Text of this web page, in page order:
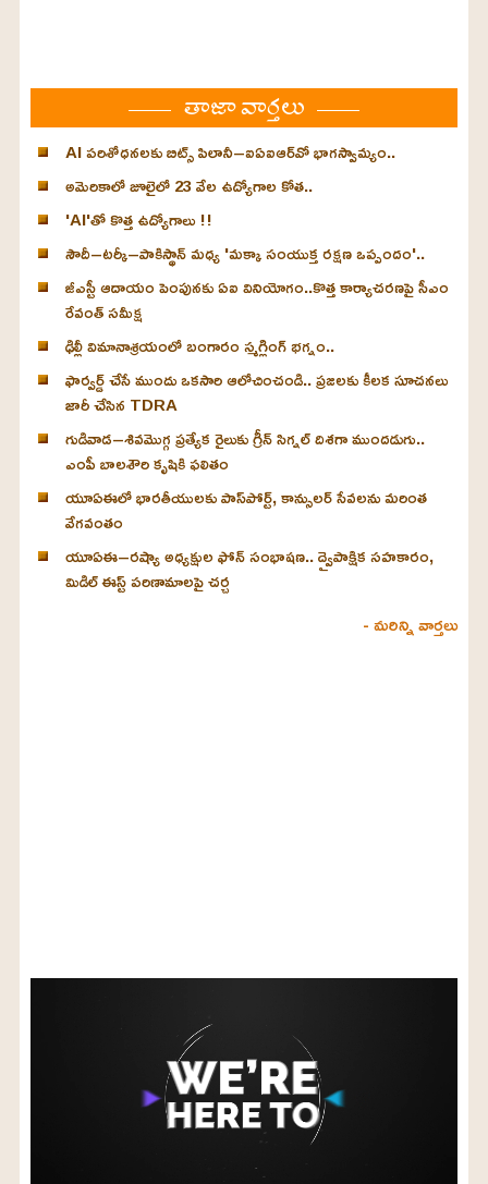
తాజా వార్తలు
AI పరిశోధనలకు బిట్స్ పిలానీ–ఐఏఐఆర్‌వో భాగస్వామ్యం..
అమెరికాలో జూలైలో 23 వేల ఉద్యోగాల కోత..
'AI'తో కొత్త ఉద్యోగాలు !!
సౌదీ–టర్కీ–పాకిస్థాన్ మధ్య 'మక్కా సంయుక్త రక్షణ ఒప్పందం'..
జీఎస్టీ ఆదాయం పెంపునకు ఏఐ వినియోగం..కొత్త కార్యాచరణపై సీఎం
రేవంత్ సమీక్ష
ఢిల్లీ విమానాశ్రయంలో బంగారం స్మగ్లింగ్ భగ్నం..
ఫార్వర్డ్ చేసే ముందు ఒకసారి ఆలోచించండి.. ప్రజలకు కీలక సూచనలు
జారీ చేసిన TDRA
గుడివాడ–శివమొగ్గ ప్రత్యేక రైలుకు గ్రీన్ సిగ్నల్ దిశగా ముందడుగు..
ఎంపీ బాలశౌరి కృషికి ఫలితం
యూఏఈలో భారతీయులకు పాస్‌పోర్ట్, కాన్సులర్ సేవలను మరింత
వేగవంతం
యూఏఈ–రష్యా అధ్యక్షుల ఫోన్ సంభాషణ.. ద్వైపాక్షిక సహకారం,
మిడిల్ ఈస్ట్ పరిణామాలపై చర్చ
- మరిన్ని వార్తలు